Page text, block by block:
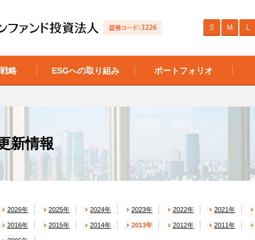
略 ESGへの取り組み ポートフォリオ
S M L
新情報
2026年 2025年 2024年 2023年 2022年 2021年
2016年 2015年 2014年 2013年 2012年 2011年